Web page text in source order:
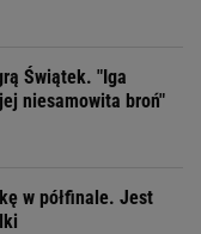
Świątek. "Iga
niesamowita broń"
w półfinale. Jest